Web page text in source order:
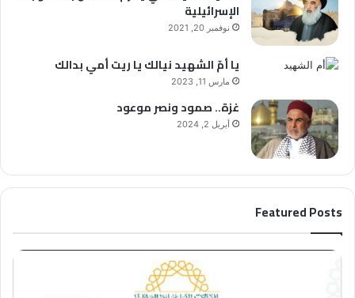
الإسرائيلية
نوفمبر 20, 2021
يا أمّ الشهيد نيالك يا ريت أمي بدالك
مارس 11, 2023
غزة.. صمود ونصر موعود
أبريل 2, 2024
Featured Posts
الملتقى